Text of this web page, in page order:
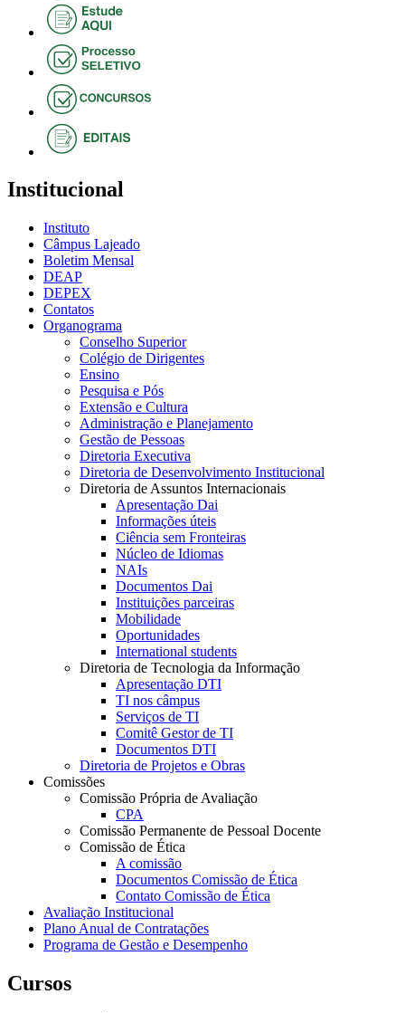
Institucional
Instituto
Câmpus Lajeado
Boletim Mensal
DEAP
DEPEX
Contatos
Organograma
Conselho Superior
Colégio de Dirigentes
Ensino
Pesquisa e Pós
Extensão e Cultura
Administração e Planejamento
Gestão de Pessoas
Diretoria Executiva
Diretoria de Desenvolvimento Institucional
Diretoria de Assuntos Internacionais
Apresentação Dai
Informações úteis
Ciência sem Fronteiras
Núcleo de Idiomas
NAIs
Documentos Dai
Instituições parceiras
Mobilidade
Oportunidades
International students
Diretoria de Tecnologia da Informação
Apresentação DTI
TI nos câmpus
Serviços de TI
Comitê Gestor de TI
Documentos DTI
Diretoria de Projetos e Obras
Comissões
Comissão Própria de Avaliação
CPA
Comissão Permanente de Pessoal Docente
Comissão de Ética
A comissão
Documentos Comissão de Ética
Contato Comissão de Ética
Avaliação Institucional
Plano Anual de Contratações
Programa de Gestão e Desempenho
Cursos